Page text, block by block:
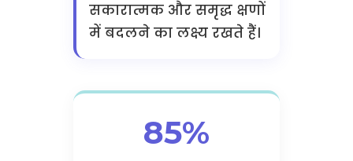
सकारात्मक और समृद्ध क्षणों
में बदलने का लक्ष्य रखते हैं।
85%